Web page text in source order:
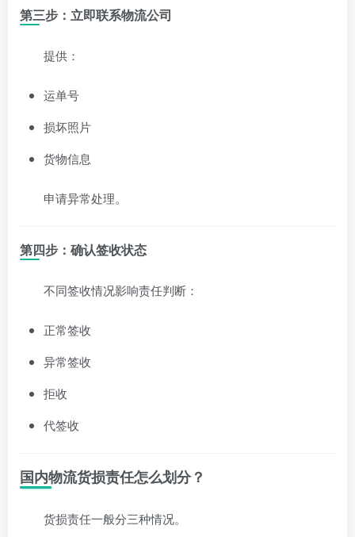
第三步：立即联系物流公司
提供：
运单号
损坏照片
货物信息
申请异常处理。
第四步：确认签收状态
不同签收情况影响责任判断：
正常签收
异常签收
拒收
代签收
国内物流货损责任怎么划分？
货损责任一般分三种情况。